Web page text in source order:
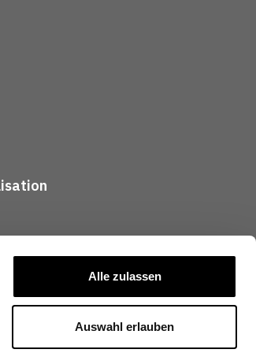
Alle zulassen
Auswahl erlauben